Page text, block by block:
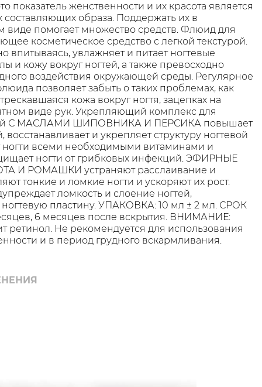
показатель женственности и их красота является
составляющих образа. Поддержать их в
виде помогает множество средств. Флюид для
косметическое средство с легкой текстурой.
увлажняет и питает ногтевые
и кожу вокруг ногтей, а также превосходно
воздействия окружающей среды. Регулярное
позволяет забыть о таких проблемах, как
кожа вокруг ногтя, зацепках на
виде рук. Укрепляющий комплекс для
С МАСЛАМИ ШИПОВНИКА И ПЕРСИКА повышает
восстанавливает и укрепляет структуру ногтевой
ногти всеми необходимыми витаминами и
ногти от грибковых инфекций. ЭФИРНЫЕ
И РОМАШКИ устраняют расслаивание и
тонкие и ломкие ногти и ускоряют их рост.
ломкость и слоение ногтей,
ногтевую пластину. УПАКОВКА: 10 мл ± 2 мл. СРОК
6 месяцев после вскрытия. ВНИМАНИЕ:
ретинол. Не рекомендуется для использования
и в период грудного вскармливания.